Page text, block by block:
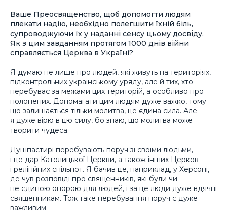
Ваше Преосвященство, щоб допомогти людям
плекати надію, необхідно полегшити їхній біль,
супроводжуючи їх у наданні сенсу цьому досвіду.
Як з цим завданням протягом 1000 днів війни
справляється Церква в Україні?
Я думаю не лише про людей, які живуть на територіях,
підконтрольних українському уряду, але й тих, хто
перебуває за межами цих територій, а особливо про
полонених. Допомагати цим людям дуже важко, тому
що залишається тільки молитва, це єдина сила. Але
я дуже вірю в цю силу, бо знаю, що молитва може
творити чудеса.
Душпастирі перебувають поруч зі своїми людьми,
і це дар Католицької Церкви, а також інших Церков
і релігійних спільнот. Я бачив це, наприклад, у Херсоні,
де чув розповіді про священників, які були чи
не єдиною опорою для людей, і за це люди дуже вдячні
священникам. Тож таке перебування поруч є дуже
важливим.